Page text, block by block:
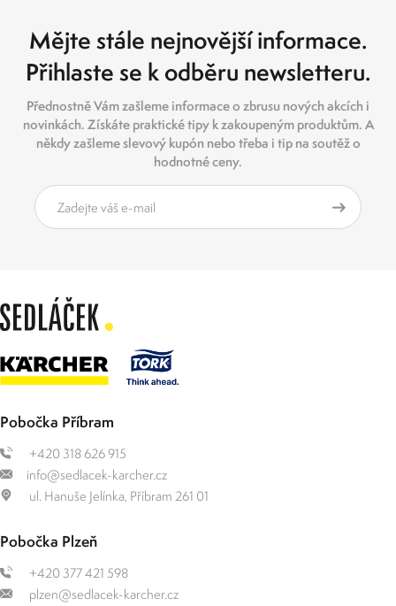
Mějte stále nejnovější informace.
Přihlaste se k odběru newsletteru.
Přednostně Vám zašleme informace o zbrusu nových akcích i
novinkách. Získáte praktické tipy k zakoupeným produktům. A
někdy zašleme slevový kupón nebo třeba i tip na soutěž o
hodnotné ceny.
Pobočka Příbram
+420 318 626 915
info@sedlacek-karcher.cz
ul. Hanuše Jelínka, Příbram 261 01
Pobočka Plzeň
+420 377 421 598
plzen@sedlacek-karcher.cz